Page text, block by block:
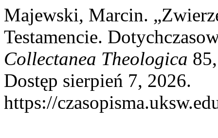
Majewski, Marcin.
Testamencie.
Collectanea Theologica
Dostęp sierpień 7, 2026.
https://